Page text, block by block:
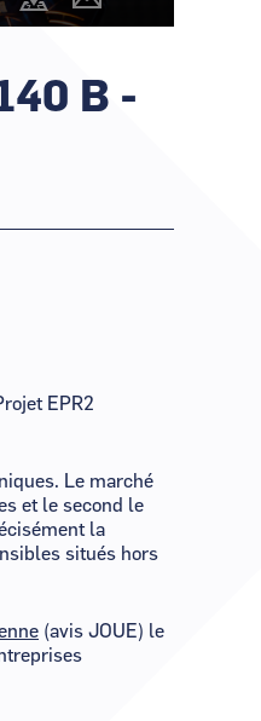
de passe ?
@cartography_link_title
Contacter
B -
EPR2
Le marché
et le second le
la
situés hors
(avis JOUE) le